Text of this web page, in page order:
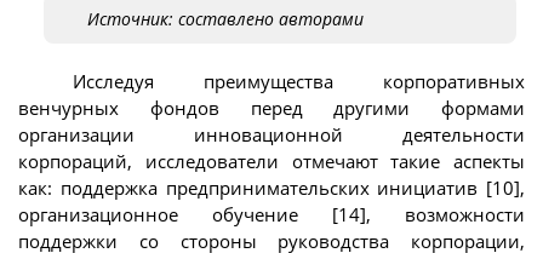
Источник: составлено авторами
Исследуя преимущества корпоративных
венчурных фондов перед другими формами
организации инновационной деятельности
корпораций, исследователи отмечают такие аспекты
как: поддержка предпринимательских инициатив [10],
организационное обучение [14], возможности
поддержки со стороны руководства корпорации,